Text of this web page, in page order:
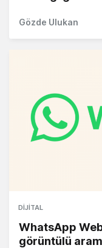
Gözde Ulukan
DIJITAL
WhatsApp
görüntülü